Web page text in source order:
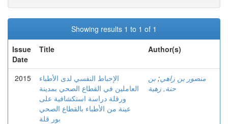
Showing results 1 to 1 of 1
Issue
Date
Title Author(s)
2015
الإحباط النفسي لدى الأطباء
العاملين في القطاع الصحي بمدينة
ورقلة دراسة استكشافية على
عينة من الأطباء بالقطاع الصحي
بور قلة
منصور بن زاهي; بن
حنة, زهية